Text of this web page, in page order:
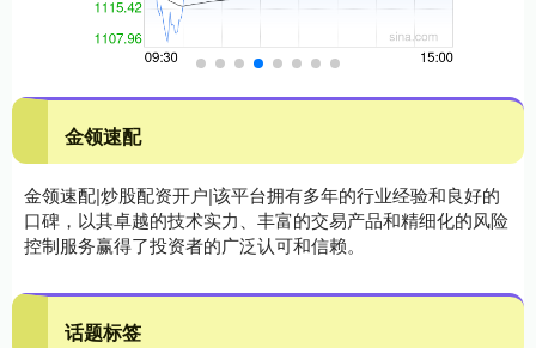
金领速配
金领速配|炒股配资开户|该平台拥有多年的行业经验和良好的
口碑，以其卓越的技术实力、丰富的交易产品和精细化的风险
控制服务赢得了投资者的广泛认可和信赖。
话题标签